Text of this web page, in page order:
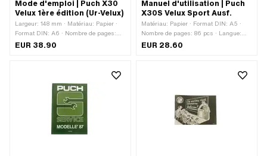
Mode d'emploi | Puch X30
Velux 1ère édition (Ur-Velux)
Largeur: 148 mm · Matériau: Papier ·
Format DIN: A6 · Nombre de pages:
40 pcs · Langue: Allemand · Hauteur:
EUR 38.90
Manuel d'utilisation | Puch
X30S Velux Sport Ausf.
Matériau: Papier · Format DIN: A5 ·
Nombre de pages: 86 pcs · Langue:
Allemand
EUR 28.60